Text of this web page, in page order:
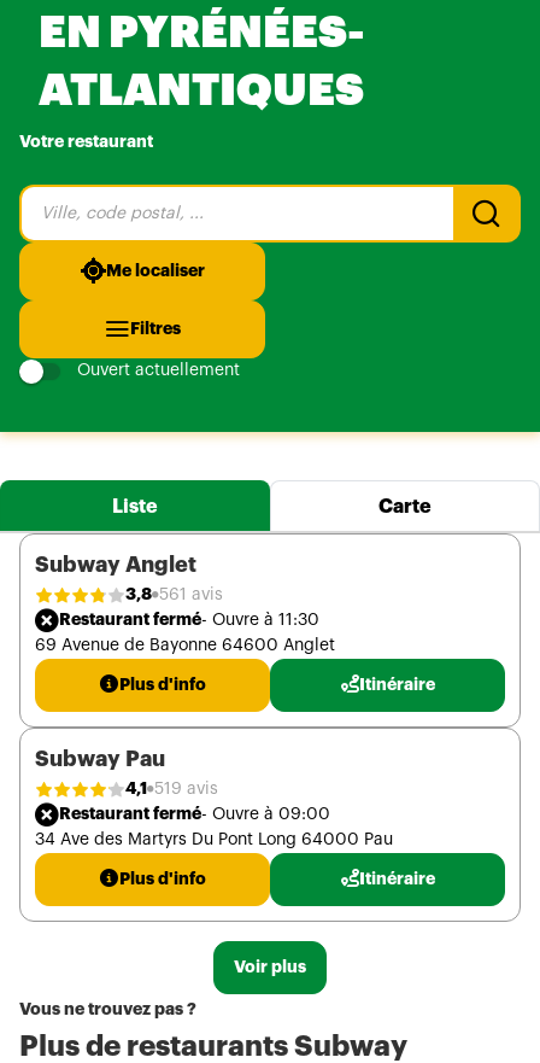
EN PYRÉNÉES-
ATLANTIQUES
Votre restaurant
Veuillez
renseigner
une
adresse
Me localiser
Filtres
Ouvert actuellement
Liste Carte
Subway Anglet
3,8 561 avis
Restaurant fermé- Ouvre à 11:30
69 Avenue de Bayonne 64600 Anglet
Plus d'info Itinéraire
Subway Pau
4,1
519 avis
Restaurant fermé- Ouvre à 09:00
34 Ave des Martyrs Du Pont Long 64000 Pau
Plus d'info Itinéraire
Voir plus
Vous ne trouvez pas ?
Plus de restaurants Subway